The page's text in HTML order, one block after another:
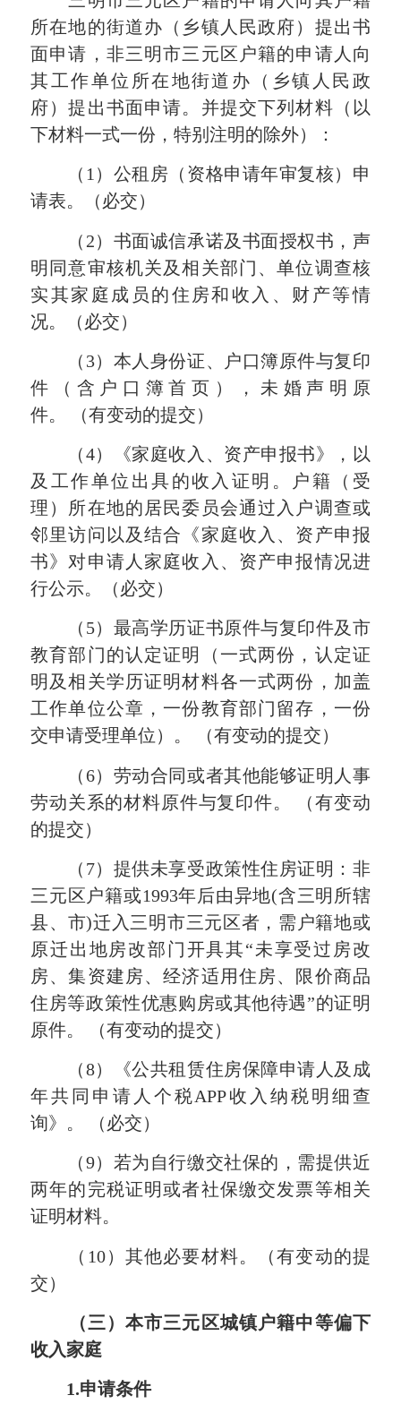
所在地的街道办（乡镇人民政府）提出书
面申请，非三明市三元区户籍的申请人向
其工作单位所在地街道办（乡镇人民政
府）提出书面申请。并提交下列材料（以
下材料一式一份，特别注明的除外）：
（1）公租房（资格申请年审复核）申
请表。（必交）
（2）书面诚信承诺及书面授权书，声
明同意审核机关及相关部门、单位调查核
实其家庭成员的住房和收入、财产等情
况。
（必交）
（3）本人身份证、户口簿原件与复印
件（含户口簿首页），未婚声明原
件。 （有变动的提交）
（4）《家庭收入、资产申报书》，以
及工作单位出具的收入证明。户籍（受
理）所在地的居民委员会通过入户调查或
邻里访问以及结合《家庭收入、资产申报
书》对申请人家庭收入、资产申报情况进
行公示。（必交）
（5）最高学历证书原件与复印件及市
教育部门的认定证明（一式两份，认定证
明及相关学历证明材料各一式两份，加盖
工作单位公章，一份教育部门留存，一份
交申请受理单位）。 （有变动的提交）
（6）劳动合同或者其他能够证明人事
劳动关系的材料原件与复印件。 （有变动
的提交）
（7）提供未享受政策性住房证明：非
三元区户籍或1993年后由异地(含三明所辖
县、市)迁入三明市三元区者，需户籍地或
原迁出地房改部门开具其“未享受过房改
房、集资建房、经济适用住房、限价商品
住房等政策性优惠购房或其他待遇”的证明
原件。 （有变动的提交）
（8）《公共租赁住房保障申请人及成
年共同申请人个税APP收入纳税明细查
询》。 （必交）
（9）若为自行缴交社保的，需提供近
两年的完税证明或者社保缴交发票等相关
证明材料。
（10）其他必要材料。（有变动的提
交）
（三） 本市三元区城镇户籍中等偏下
收入家庭
1.申请条件